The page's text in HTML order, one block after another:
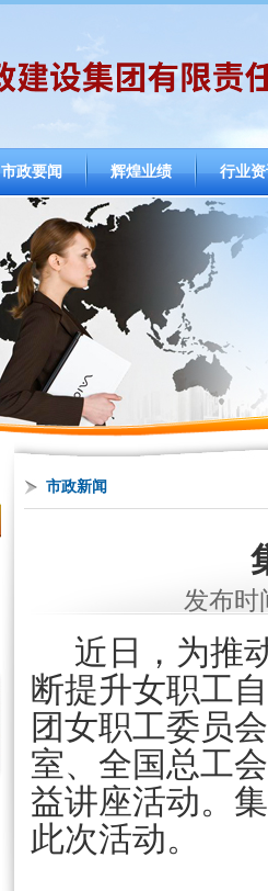
市政要闻 辉煌业绩 行业
市政新闻
发布时
近日，为推
断提升女职工
团女职工委员
室、全国总工
益讲座活动。
此次活动。